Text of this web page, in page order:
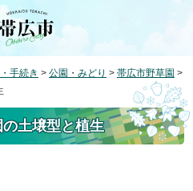
手続き > 公園・みどり > 帯広市野草園 >
土壌型と植生